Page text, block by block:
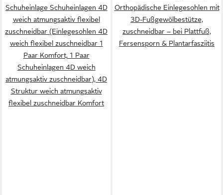
Schuheinlage Schuheinlagen 4D
weich atmungsaktiv flexibel
zuschneidbar (Einlegesohlen 4D
weich flexibel zuschneidbar 1
Paar Komfort, 1 Paar
Schuheinlagen 4D weich
atmungsaktiv zuschneidbar), 4D
Struktur weich atmungsaktiv
flexibel zuschneidbar Komfort
Orthopädische Einlegesohlen mit
3D-Fußgewölbestütze,
zuschneidbar – bei Plattfuß,
Fersensporn & Plantarfasziitis